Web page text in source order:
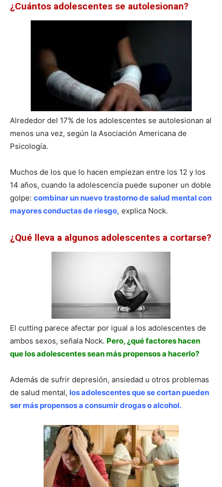
¿Cuántos adolescentes se autolesionan?
Alrededor del 17% de los adolescentes se autolesionan al
menos una vez, según la Asociación Americana de
Psicología.
Muchos de los que lo hacen empiezan entre los 12 y los
14 años, cuando la adolescencia puede suponer un doble
golpe: combinar un nuevo trastorno de salud mental con
mayores conductas de riesgo, explica Nock.
¿Qué lleva a algunos adolescentes a cortarse?
El cutting parece afectar por igual a los adolescentes de
ambos sexos, señala Nock. Pero, ¿qué factores hacen
que los adolescentes sean más propensos a hacerlo?
Además de sufrir depresión, ansiedad u otros problemas
de salud mental, los adolescentes que se cortan pueden
ser más propensos a consumir drogas o alcohol.